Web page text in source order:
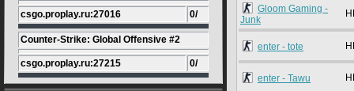
csgo.proplay.ru:27016 0/
Counter-Strike: Global Offensive #2
csgo.proplay.ru:27215 0/
Gloom Gaming -
Junk
enter - tote
enter - Tawu